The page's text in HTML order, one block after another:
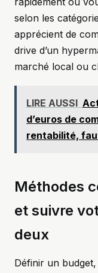
selon les
apprécient de
drive d’un
marché local ou
LIRE AUSSI
d’euros de
rentabilité,
Méthodes
et suivre
deux
Définir un budget,